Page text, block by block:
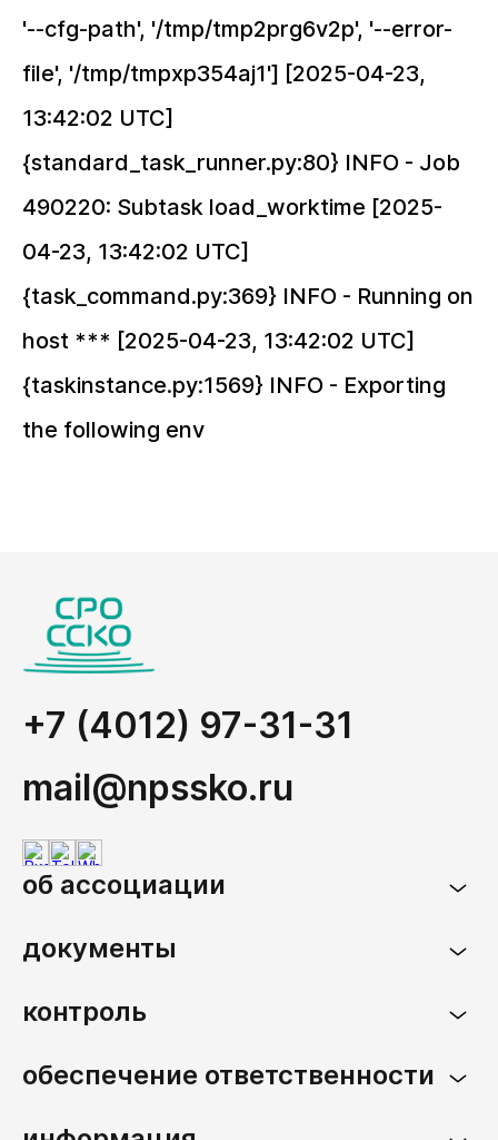
'--cfg-path', '/tmp/tmp2prg6v2p', '--error-
file', '/tmp/tmpxp354aj1'] [2025-04-23,
13:42:02 UTC]
{standard_task_runner.py:80} INFO - Job
490220: Subtask load_worktime [2025-
04-23, 13:42:02 UTC]
{task_command.py:369} INFO - Running on
host *** [2025-04-23, 13:42:02 UTC]
{taskinstance.py:1569} INFO - Exporting
the following env
+7 (4012) 97-31-31
mail@npssko.ru
об ассоциации
документы
контроль
обеспечение ответственности